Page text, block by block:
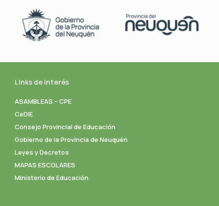
Links de interés
ASAMBLEAS – CPE
CeDIE
Consejo Provincial de Educación
Gobierno de la Provincia de Neuquén
Leyes y Decretos
MAPAS ESCOLARES
Ministerio de Educación